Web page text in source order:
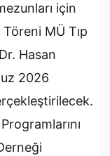
için
MÜ Tıp
Hasan
2026